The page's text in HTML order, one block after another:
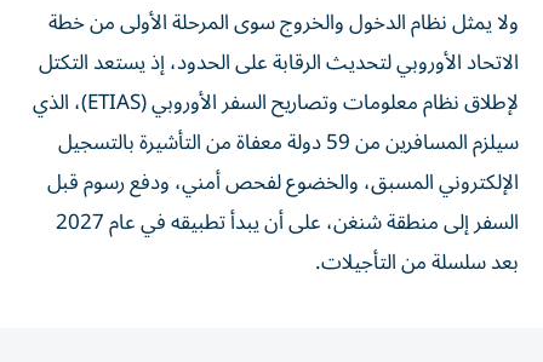
ولا يمثل نظام الدخول والخروج سوى المرحلة الأولى من خطة
الاتحاد الأوروبي لتحديث الرقابة على الحدود، إذ يستعد التكتل
لإطلاق نظام معلومات وتصاريح السفر الأوروبي (ETIAS)، الذي
سيلزم المسافرين من 59 دولة معفاة من التأشيرة بالتسجيل
الإلكتروني المسبق، والخضوع لفحص أمني، ودفع رسوم قبل
السفر إلى منطقة شنغن، على أن يبدأ تطبيقه في عام 2027
بعد سلسلة من التأجيلات.